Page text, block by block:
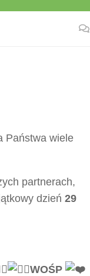
Państwa wiele
partnerach,
dzień 29
WOŚP